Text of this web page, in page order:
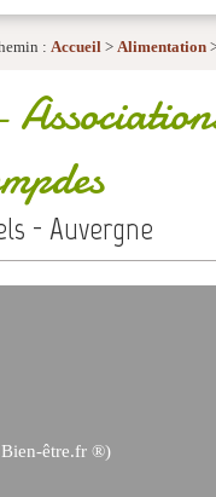
: Accueil> Alimentation
- Auvergne
être.fr ®)